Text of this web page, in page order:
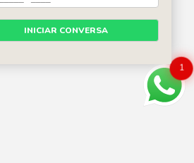
1
INICIAR CONVERSA